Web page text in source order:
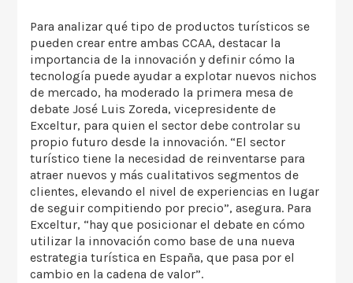
Para analizar qué tipo de productos turísticos se
pueden crear entre ambas CCAA, destacar la
importancia de la innovación y definir cómo la
tecnología puede ayudar a explotar nuevos nichos
de mercado, ha moderado la primera mesa de
debate José Luis Zoreda, vicepresidente de
Exceltur, para quien el sector debe controlar su
propio futuro desde la innovación. “El sector
turístico tiene la necesidad de reinventarse para
atraer nuevos y más cualitativos segmentos de
clientes, elevando el nivel de experiencias en lugar
de seguir compitiendo por precio”, asegura. Para
Exceltur, “hay que posicionar el debate en cómo
utilizar la innovación como base de una nueva
estrategia turística en España, que pasa por el
cambio en la cadena de valor”.